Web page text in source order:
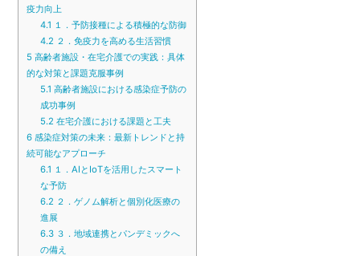
疫力向上
4.1 １．予防接種による積極的な防御
4.2 ２．免疫力を高める生活習慣
5 高齢者施設・在宅介護での実践：具体
的な対策と課題克服事例
5.1 高齢者施設における感染症予防の
成功事例
5.2 在宅介護における課題と工夫
6 感染症対策の未来：最新トレンドと持
続可能なアプローチ
6.1 １．AIとIoTを活用したスマート
な予防
6.2 ２．ゲノム解析と個別化医療の
進展
6.3 ３．地域連携とパンデミックへ
の備え